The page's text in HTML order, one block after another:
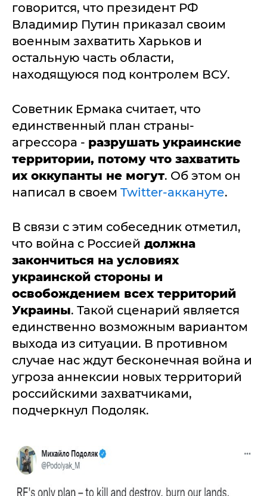
говорится, что президент РФ
Владимир Путин приказал своим
военным захватить Харьков и
остальную часть области,
находящуюся под контролем ВСУ.
Советник Ермака считает, что
единственный план страны-
агрессора - разрушать украинские
территории, потому что захватить
их оккупанты не могут. Об этом он
написал в своем Twitter-аккануте.
В связи с этим собеседник отметил,
что война с Россией должна
закончиться на условиях
украинской стороны и
освобождением всех территорий
Украины. Такой сценарий является
единственно возможным вариантом
выхода из ситуации. В противном
случае нас ждут бесконечная война и
угроза аннексии новых территорий
российскими захватчиками,
подчеркнул Подоляк.